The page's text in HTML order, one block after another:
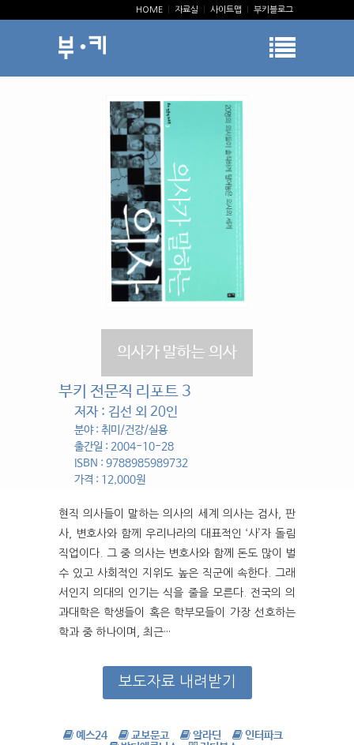
HOME 자료실 사이트맵 부키블로그
의사가 말하는 의사
부키 전문직 리포트 3
저자 : 김선 외 20인
분야 : 취미/건강/실용
출간일 : 2004-10-28
ISBN : 9788985989732
가격 : 12,000원
현직 의사들이 말하는 의사의 세계 의사는 검사, 판
사, 변호사와 함께 우리나라의 대표적인 ‘사’자 돌림
직업이다. 그 중 의사는 변호사와 함께 돈도 많이 벌
수 있고 사회적인 지위도 높은 직군에 속한다. 그래
서인지 의대의 인기는 식을 줄을 모른다. 전국의 의
과대학은 학생들이 혹은 학부모들이 가장 선호하는
학과 중 하나이며, 최근···
보도자료 내려받기
예스24 교보문고 알라딘
인터파크